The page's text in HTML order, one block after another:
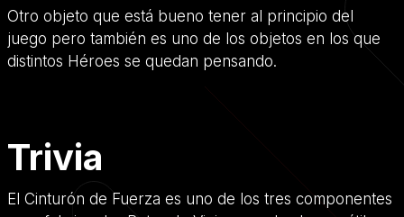
Otro objeto que está bueno tener al principio del
juego pero también es uno de los objetos en los que
distintos Héroes se quedan pensando.
Trivia
El Cinturón de Fuerza es uno de los tres componentes